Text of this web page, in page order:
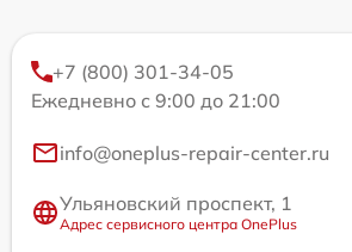
+7 (800) 301-34-05
Ежедневно с 9:00 до 21:00
info@oneplus-repair-center.ru
Ульяновский проспект, 1
Адрес сервисного центра OnePlus